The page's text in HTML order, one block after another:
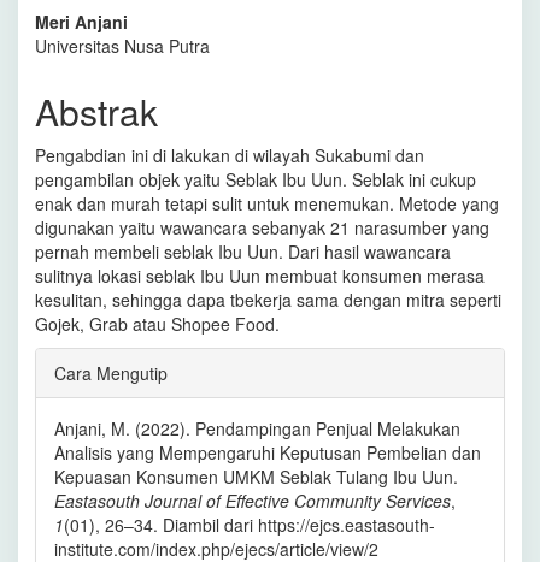
Isi
Artikel
Utama
Meri Anjani
Universitas Nusa Putra
Abstrak
Pengabdian ini di lakukan di wilayah Sukabumi dan
pengambilan objek yaitu Seblak Ibu Uun. Seblak ini cukup
enak dan murah tetapi sulit untuk menemukan. Metode yang
digunakan yaitu wawancara sebanyak 21 narasumber yang
pernah membeli seblak Ibu Uun. Dari hasil wawancara
sulitnya lokasi seblak Ibu Uun membuat konsumen merasa
kesulitan, sehingga dapa tbekerja sama dengan mitra seperti
Gojek, Grab atau Shopee Food.
Rincian
Artikel
Cara Mengutip
Anjani, M. (2022). Pendampingan Penjual Melakukan
Analisis yang Mempengaruhi Keputusan Pembelian dan
Kepuasan Konsumen UMKM Seblak Tulang Ibu Uun.
Eastasouth Journal of Effective Community Services,
1(01), 26–34. Diambil dari https://ejcs.eastasouth-
institute.com/index.php/ejecs/article/view/2